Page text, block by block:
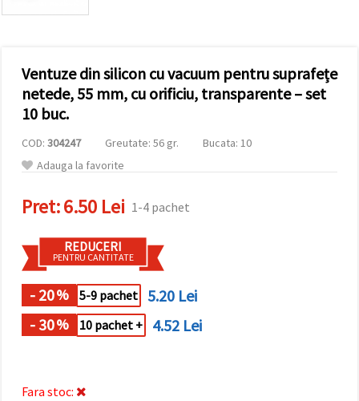
ajutorul
marketing.
Puteți fi de
acord să
utilizați
cookie -
clic pe
să vă
indicați
în setări
selectând
un tip de
cookie -uri
făcând clic
pe butonul
"Salvați"
toate!
Ventuze din silicon cu vacuum pentru suprafețe
netede, 55 mm, cu orificiu, transparente – set
10 buc.
COD: 304247 Greutate: 56 gr.
Bucata: 10
Adauga la favorite
Pret:6.50 Lei 1-4 pachet
REDUCERI
PENTRU CANTITATE
- 20% 5-9 pachet 5.20 Lei
- 30% 10 pachet + 4.52 Lei
Fara stoc: